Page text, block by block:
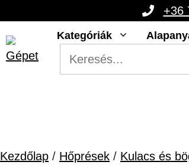
tartalomba
+36
Kategóriák
Kezdőlap / Hőprések / Kulacs és